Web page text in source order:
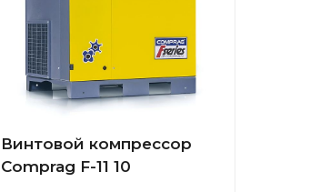
Винтовой компрессор
Comprag F-11 10